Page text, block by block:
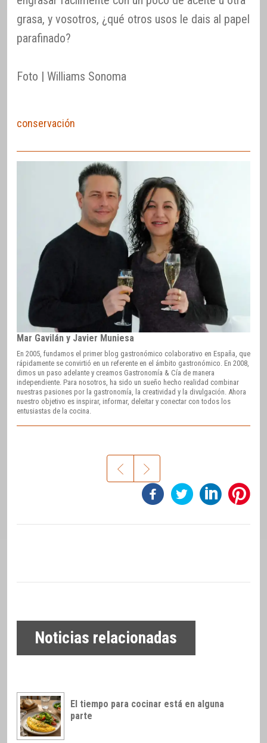
grasa, y vosotros, ¿qué otros usos le dais al papel
parafinado?
Foto | Williams Sonoma
conservación
Mar Gavilán y Javier Muniesa
En 2005, fundamos el primer blog gastronómico colaborativo en España, que
rápidamente se convirtió en un referente en el ámbito gastronómico. En 2008,
dimos un paso adelante y creamos Gastronomía & Cía de manera
independiente. Para nosotros, ha sido un sueño hecho realidad combinar
nuestras pasiones por la gastronomía, la creatividad y la divulgación. Ahora
nuestro objetivo es inspirar, informar, deleitar y conectar con todos los
entusiastas de la cocina.
Noticias relacionadas
El tiempo para cocinar está en alguna
parte